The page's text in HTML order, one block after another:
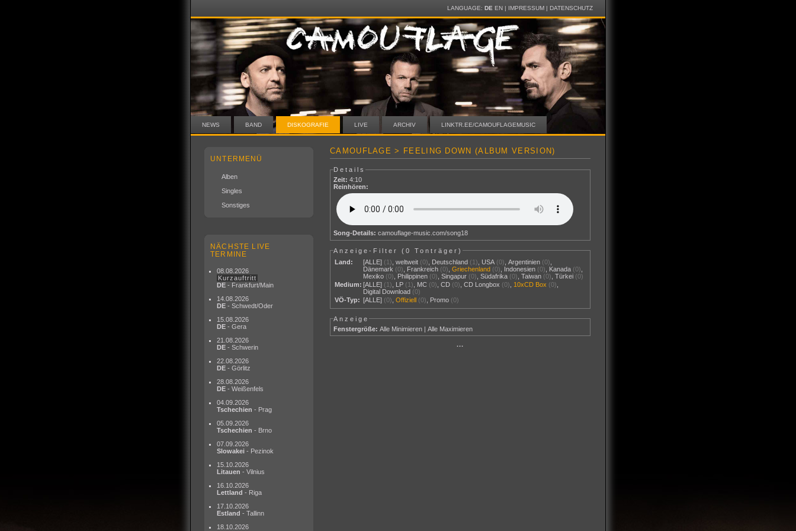
LANGUAGE: DE EN| IMPRESSUM| DATENSCHUTZ
NEWS BAND DISKOGRAFIE LIVE ARCHIV LINKTR.EE/CAMOUFLAGEMUSIC
UNTERMENÜ
Alben
Singles
Sonstiges
NÄCHSTE LIVE
TERMINE
08.08.2026
Kurzauftritt
DE - Frankfurt/Main
14.08.2026
DE - Schwedt/Oder
15.08.2026
DE - Gera
21.08.2026
DE - Schwerin
22.08.2026
DE - Görlitz
28.08.2026
DE - Weißenfels
04.09.2026
Tschechien - Prag
05.09.2026
Tschechien - Brno
07.09.2026
Slowakei - Pezinok
15.10.2026
Litauen - Vilnius
16.10.2026
Lettland - Riga
17.10.2026
Estland - Tallinn
18.10.2026
CAMOUFLAGE > FEELING DOWN (ALBUM VERSION)
Details
Zeit: 4:10
Reinhören:
Song-Details: camouflage-music.com/song18
Anzeige-Filter (0 Tonträger)
Land:
[ALLE] (1) ,weltweit (0) Deutschland (1) USA (0) ,Argentinien (0)
Dänemark (0) Frankreich (0) ,Griechenland (0) Indonesien (0) Kanada (0)
Mexiko (0) Philippinen (0) ,Singapur (0) ,Südafrika (0) ,Taiwan (0) ,Türkei (0)
Medium: [ALLE] (1) LP (1) MC (0) ,CD (0) ,CD Longbox (0) 10xCD Box (0)
Digital Download (0)
VÖ-Typ: [ALLE] (0) ,Offiziell (0) Promo (0)
Anzeige
Fenstergröße: Alle Minimieren |Alle Maximieren
···